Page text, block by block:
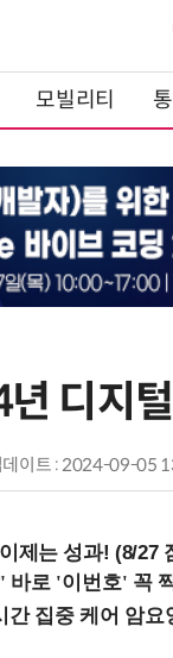
모빌리티
디지
데이트 : 2024-09-05
제는 성과! (8/27